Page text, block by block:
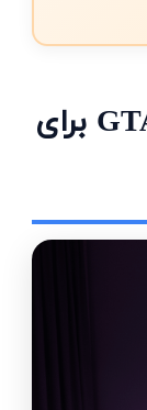
⚙️ سیستم مورد نیاز GTA 6 برای